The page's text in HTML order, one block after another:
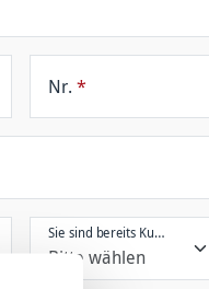
Nr.*
Sie sind bereits Kunde?